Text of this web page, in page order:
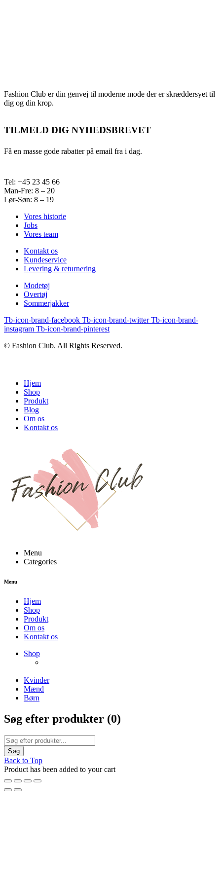
Fashion Club er din genvej til moderne mode der er skræddersyet til
dig og din krop.
TILMELD DIG NYHEDSBREVET
Få en masse gode rabatter på email fra i dag.
Tel: +45 23 45 66
Man-Fre: 8 – 20
Lør-Søn: 8 – 19
Vores historie
Jobs
Vores team
Kontakt os
Kundeservice
Levering & returnering
Modetøj
Overtøj
Sommerjakker
Tb-icon-brand-facebook Tb-icon-brand-twitter Tb-icon-brand-
instagram Tb-icon-brand-pinterest
© Fashion Club. All Rights Reserved.
Hjem
Shop
Produkt
Blog
Om os
Kontakt os
Menu
Categories
Menu
Hjem
Shop
Produkt
Om os
Kontakt os
Shop
Kvinder
Mænd
Børn
Søg efter produkter (0)
Back to Top
Product has been added to your cart